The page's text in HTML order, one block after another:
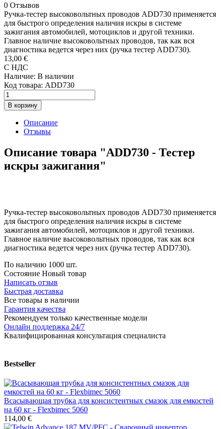
0 Отзывов
Ручка-тестер высоковольтных проводов ADD730 применяется
для быстрого определения наличия искры в системе
зажигания автомобилей, мотоциклов и другой техники.
Главное наличие высоковольтных проводов, так как вся
диагностика ведется через них (ручка тестер ADD730).
13,00 €
С НДС
Наличие: В наличии
Код товара: ADD730
В корзину
Описание
Отзывы
Описание товара "ADD730 - Тестер
искры зажигания"
Ручка-тестер высоковольтных проводов ADD730 применяется
для быстрого определения наличия искры в системе
зажигания автомобилей, мотоциклов и другой техники.
Главное наличие высоковольтных проводов, так как вся
диагностика ведется через них (ручка тестер ADD730).
По наличию 1000 шт.
Состояние Новый товар
Написать отзыв
Быстрая доставка
Все товары в наличии
Гарантия качества
Рекомендуем только качественные модели
Онлайн поддержка 24/7
Квалифицированная консультация специалиста
Bestseller
Всасывающая трубка для консистентных смазок для емкостей
на 60 кг - Flexbimec 5060
114,00 €